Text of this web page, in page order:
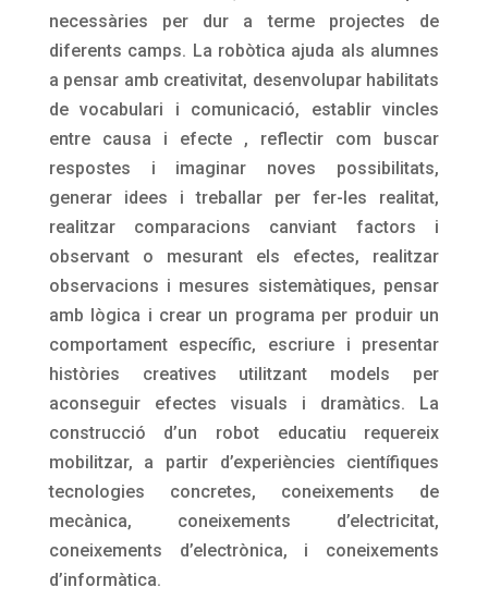
necessàries per dur a terme projectes de
diferents camps. La robòtica ajuda als alumnes
a pensar amb creativitat, desenvolupar habilitats
de vocabulari i comunicació, establir vincles
entre causa i efecte , reflectir com buscar
respostes i imaginar noves possibilitats,
generar idees i treballar per fer-les realitat,
realitzar comparacions canviant factors i
observant o mesurant els efectes, realitzar
observacions i mesures sistemàtiques, pensar
amb lògica i crear un programa per produir un
comportament específic, escriure i presentar
històries creatives utilitzant models per
aconseguir efectes visuals i dramàtics. La
construcció d’un robot educatiu requereix
mobilitzar, a partir d’experiències científiques
tecnologies concretes, coneixements de
mecànica, coneixements d’electricitat,
coneixements d’electrònica, i coneixements
d’informàtica.